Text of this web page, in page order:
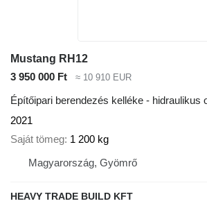
Mustang RH12
3 950 000 Ft
≈ 10 910 EUR
Építőipari berendezés kelléke - hidraulikus
2021
Saját tömeg 1 200 kg
Magyarország, Gyömrő
HEAVY TRADE BUILD KFT